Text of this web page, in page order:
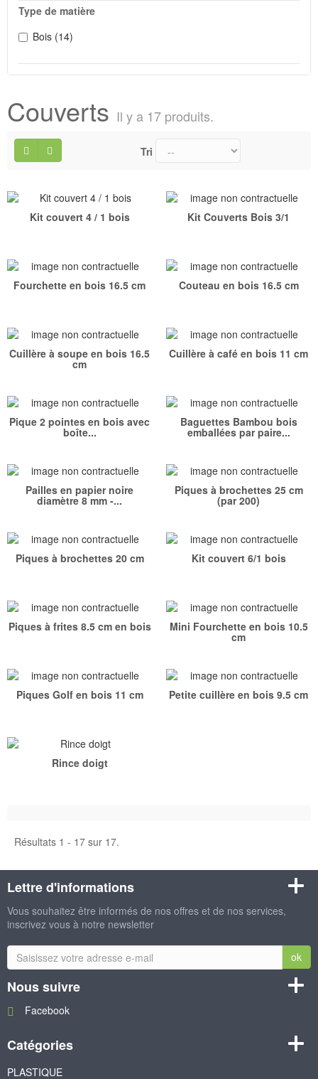
Type de matière
Bois (14)
Couverts Il y a 17 produits.
Tri
Kit couvert 4 / 1 bois Kit Couverts Bois 3/1
Fourchette en bois 16.5 cm Couteau en bois 16.5 cm
Cuillère à soupe en bois 16.5
cm
Cuillère à café en bois 11 cm
Pique 2 pointes en bois avec
boîte...
Baguettes Bambou bois
emballées par paire...
Pailles en papier noire
diamètre 8 mm -...
Piques à brochettes 25 cm
(par 200)
Piques à brochettes 20 cm Kit couvert 6/1 bois
Piques à frites 8.5 cm en bois Mini Fourchette en bois 10.5
cm
Piques Golf en bois 11 cm Petite cuillère en bois 9.5 cm
Rince doigt
Résultats 1 - 17 sur 17.
Lettre d'informations
Vous souhaitez être informés de nos offres et de nos services,
inscrivez vous à notre newsletter
ok
Nous suivre
Facebook
Catégories
PLASTIQUE